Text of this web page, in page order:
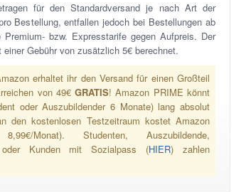
für den Standardversand je nach Art der
Bestellung, entfallen jedoch bei Bestellungen ab
bzw. Expresstarife gegen Aufpreis. Der
Gebühr von zusätzlich 5€ berechnet.
erhaltet ihr den Versand für einen Großteil
von 49€GRATIS! Amazon PRIME könnt
oder Auszubildender 6 Monate) lang absolut
den kostenlosen Testzeitraum kostet Amazon
Monat). Studenten, Auszubildende,
oder Kunden mit Sozialpass (HIER) zahlen